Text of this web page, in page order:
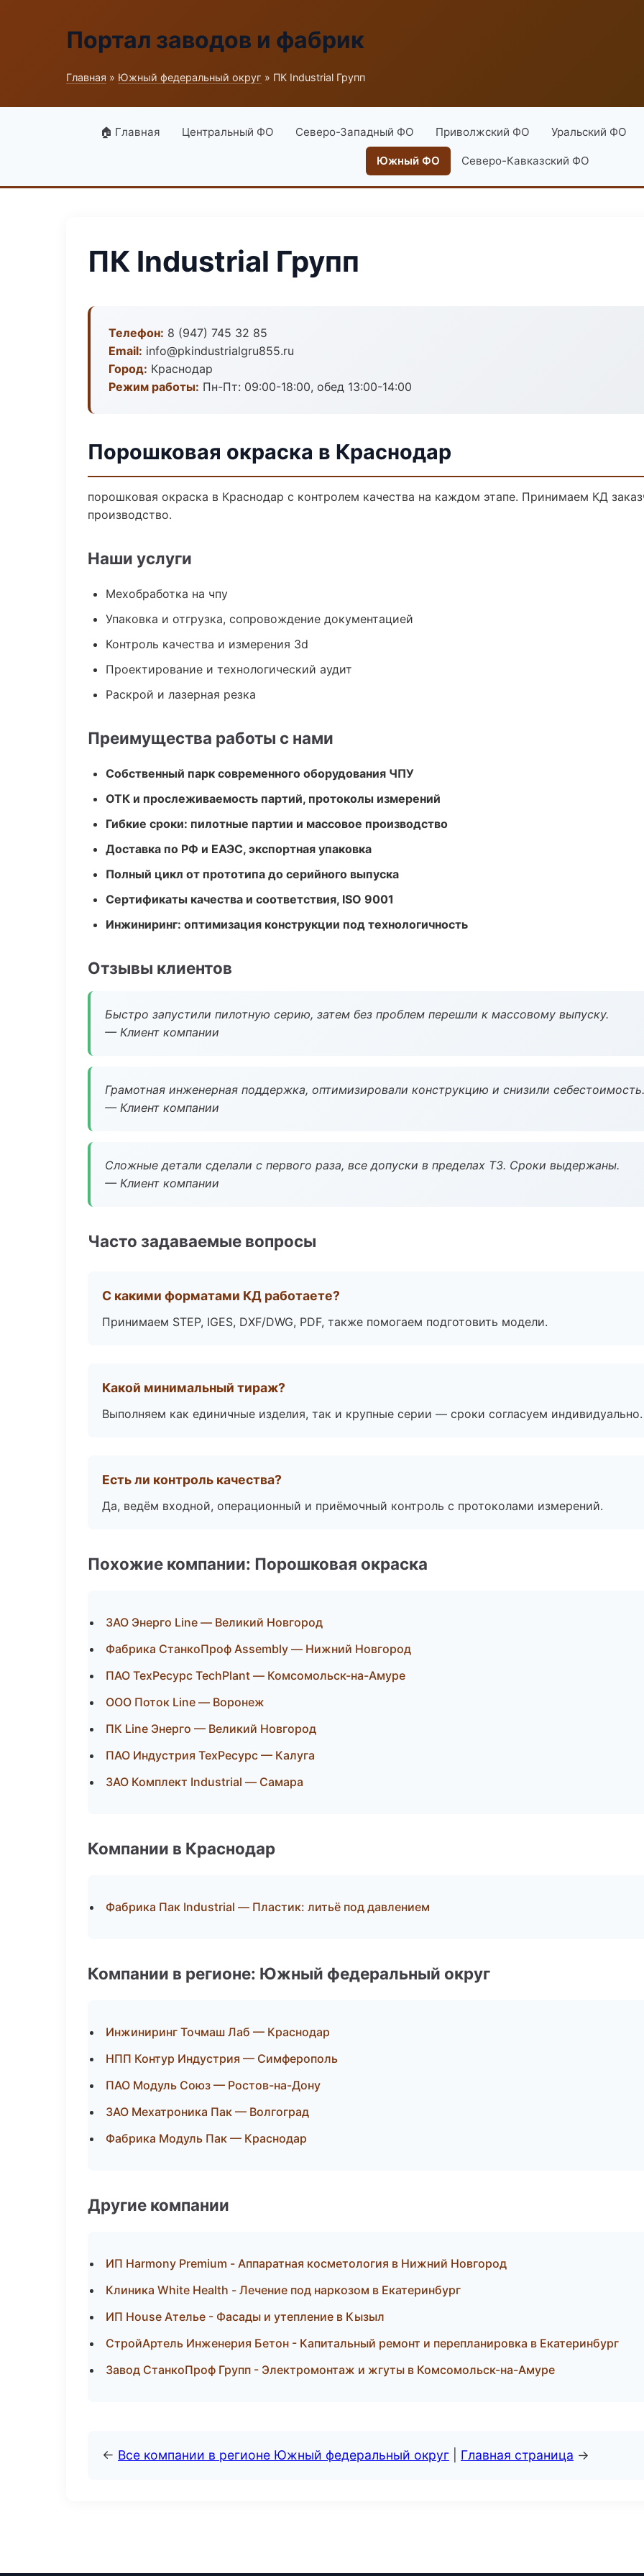
Портал заводов и фабрик
Главная » Южный федеральный округ » ПК Industrial Групп
🏠 Главная Центральный ФО Северо-Западный ФО Приволжский ФО Уральский ФО
Южный ФО Северо-Кавказский ФО
ПК Industrial Групп
Телефон: 8 (947) 745 32 85
Email: info@pkindustrialgru855.ru
Город: Краснодар
Режим работы: Пн-Пт: 09:00-18:00, обед 13:00-14:00
Порошковая окраска в Краснодар
порошковая окраска в Краснодар с контролем качества на каждом этапе. Принимаем КД
производство.
Наши услуги
Мехобработка на чпу
Упаковка и отгрузка, сопровождение документацией
Контроль качества и измерения 3d
Проектирование и технологический аудит
Раскрой и лазерная резка
Преимущества работы с нами
Собственный парк современного оборудования ЧПУ
ОТК и прослеживаемость партий, протоколы измерений
Гибкие сроки: пилотные партии и массовое производство
Доставка по РФ и ЕАЭС, экспортная упаковка
Полный цикл от прототипа до серийного выпуска
Сертификаты качества и соответствия, ISO 9001
Инжиниринг: оптимизация конструкции под технологичность
Отзывы клиентов
Быстро запустили пилотную серию, затем без проблем перешли к массовому выпуску.
— Клиент компании
Грамотная инженерная поддержка, оптимизировали конструкцию и снизили себестоимость.
— Клиент компании
Сложные детали сделали с первого раза, все допуски в пределах ТЗ. Сроки выдержаны.
— Клиент компании
Часто задаваемые вопросы
С какими форматами КД работаете?
Принимаем STEP, IGES, DXF/DWG, PDF, также помогаем подготовить модели.
Какой минимальный тираж?
Выполняем как единичные изделия, так и крупные серии — сроки согласуем индивидуально.
Есть ли контроль качества?
Да, ведём входной, операционный и приёмочный контроль с протоколами измерений.
Похожие компании: Порошковая окраска
ЗАО Энерго Line — Великий Новгород
Фабрика СтанкоПроф Assembly — Нижний Новгород
ПАО ТехРесурс TechPlant — Комсомольск-на-Амуре
ООО Поток Line — Воронеж
ПК Line Энерго — Великий Новгород
ПАО Индустрия ТехРесурс — Калуга
ЗАО Комплект Industrial — Самара
Компании в Краснодар
Фабрика Пак Industrial — Пластик: литьё под давлением
Компании в регионе: Южный федеральный округ
Инжиниринг Точмаш Лаб — Краснодар
НПП Контур Индустрия — Симферополь
ПАО Модуль Союз — Ростов-на-Дону
ЗАО Мехатроника Пак — Волгоград
Фабрика Модуль Пак — Краснодар
Другие компании
ИП Harmony Premium - Аппаратная косметология в Нижний Новгород
Клиника White Health - Лечение под наркозом в Екатеринбург
ИП House Ателье - Фасады и утепление в Кызыл
СтройАртель Инженерия Бетон - Капитальный ремонт и перепланировка в Екатеринбург
Завод СтанкоПроф Групп - Электромонтаж и жгуты в Комсомольск-на-Амуре
← Все компании в регионе Южный федеральный округ Главная страница →